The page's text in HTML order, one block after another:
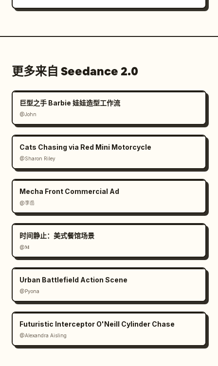
更多来自 Seedance 2.0
巨型之手 Barbie 娃娃造型工作流
@John
Cats Chasing via Red Mini Motorcycle
@Sharon Riley
Mecha Front Commercial Ad
@李岳
时间静止：美式餐馆场景
@𝐌
Urban Battlefield Action Scene
@Pyona
Futuristic Interceptor O'Neill Cylinder Chase
@Alexandra Aisling